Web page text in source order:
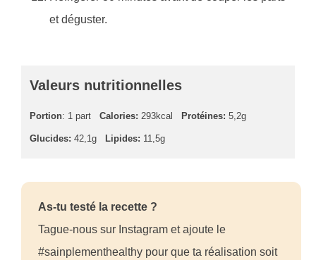
et déguster.
Valeurs nutritionnelles
Portion: 1 part Calories: 293kcal Protéines: 5,2g
Glucides: 42,1g Lipides: 11,5g
As-tu testé la recette ?
Tague-nous sur Instagram et ajoute le
#sainplementhealthy pour que ta réalisation soit